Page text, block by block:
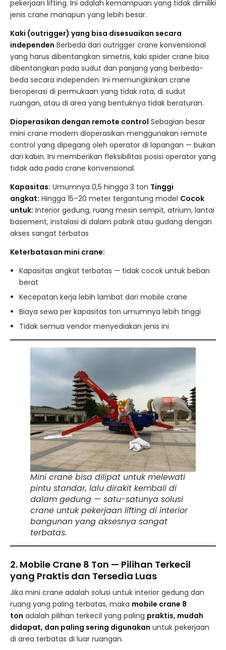
pekerjaan lifting. Ini adalah kemampuan yang tidak dimiliki
jenis crane manapun yang lebih besar.
Kaki (outrigger) yang bisa disesuaikan secara
independen Berbeda dari outrigger crane konvensional
yang harus dibentangkan simetris, kaki spider crane bisa
dibentangkan pada sudut dan panjang yang berbeda-
beda secara independen. Ini memungkinkan crane
beroperasi di permukaan yang tidak rata, di sudut
ruangan, atau di area yang bentuknya tidak beraturan.
Dioperasikan dengan remote control Sebagian besar
mini crane modern dioperasikan menggunakan remote
control yang dipegang oleh operator di lapangan — bukan
dari kabin. Ini memberikan fleksibilitas posisi operator yang
tidak ada pada crane konvensional.
Kapasitas: Umumnya 0,5 hingga 3 ton Tinggi
angkat: Hingga 15–20 meter tergantung model Cocok
untuk: Interior gedung, ruang mesin sempit, atrium, lantai
basement, instalasi di dalam pabrik atau gudang dengan
akses sangat terbatas
Keterbatasan mini crane:
Kapasitas angkat terbatas — tidak cocok untuk beban
berat
Kecepatan kerja lebih lambat dari mobile crane
Biaya sewa per kapasitas ton umumnya lebih tinggi
Tidak semua vendor menyediakan jenis ini
Mini crane bisa dilipat untuk melewati
pintu standar, lalu dirakit kembali di
dalam gedung — satu-satunya solusi
crane untuk pekerjaan lifting di interior
bangunan yang aksesnya sangat
terbatas.
2. Mobile Crane 8 Ton — Pilihan Terkecil
yang Praktis dan Tersedia Luas
Jika mini crane adalah solusi untuk interior gedung dan
ruang yang paling terbatas, maka mobile crane 8
ton adalah pilihan terkecil yang paling praktis, mudah
didapat, dan paling sering digunakan untuk pekerjaan
di area terbatas di luar ruangan.